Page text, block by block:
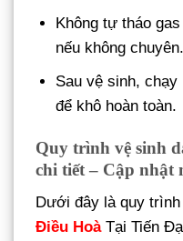
Không tự tháo
nếu không chuyên.
Sau vệ sinh,
để khô hoàn toàn.
Quy trình vệ sinh
chi tiết – Cập nhật
Dưới đây là quy
Điều HoàTại Tiến